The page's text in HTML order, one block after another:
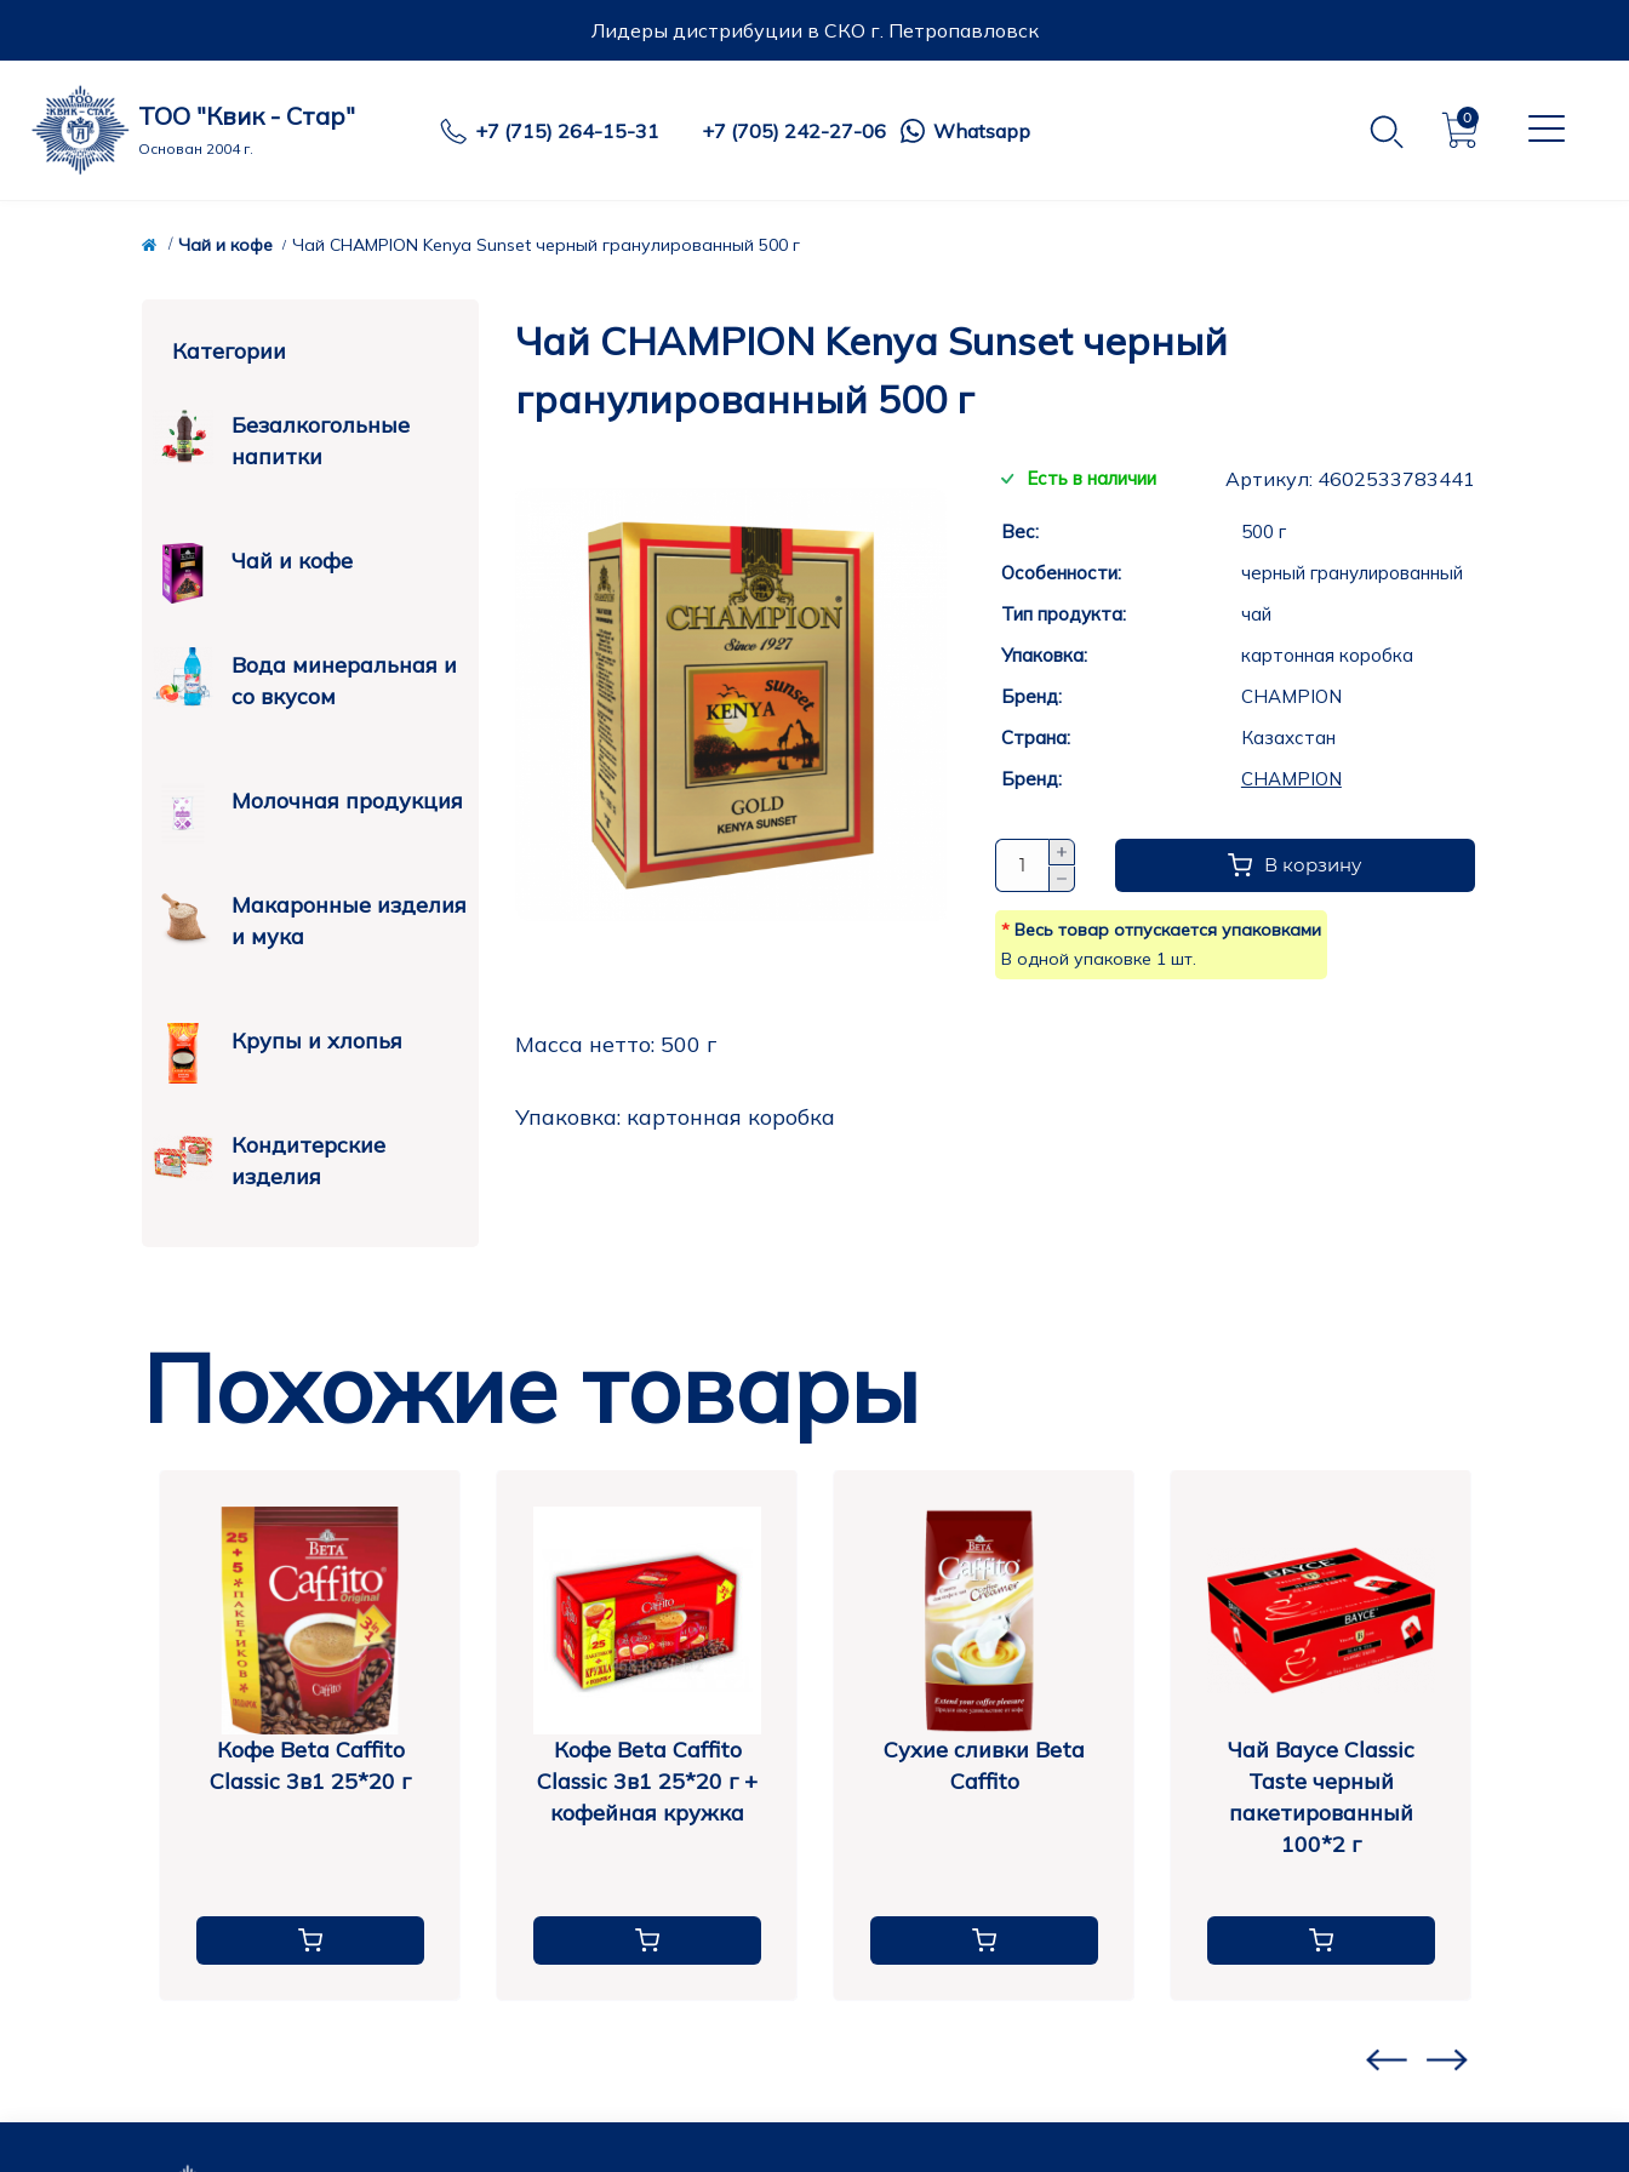
Лидеры дистрибуции в СКО г. Петропавловск
ТОО "Квик - Стар"
Основан 2004 г.
+7 (715) 264-15-31 +7 (705) 242-27-06 Whatsapp
0
Чай и кофе Чай CHAMPION Kenya Sunset черный гранулированный 500 г
Категории
Безалкогольные
напитки
Чай и кофе
Вода минеральная и
со вкусом
Молочная продукция
Макаронные изделия
и мука
Крупы и хлопья
Кондитерские
изделия
Чай CHAMPION Kenya Sunset черный
гранулированный 500 г
Есть в наличии Артикул: 4602533783441
Вес:
500 г
Особенности:
черный гранулированный
Тип продукта:
чай
Упаковка:
картонная коробка
Бренд:
CHAMPION
Страна:
Казахстан
Бренд:
CHAMPION
В корзину
*Весь товар отпускается упаковками
В одной упаковке 1 шт.
Масса нетто: 500 г
Упаковка: картонная коробка
Похожие товары
Кофе Beta Caffito
Classic 3в1 25*20 г
Кофе Beta Caffito
Classic 3в1 25*20 г +
кофейная кружка
Сухие сливки Beta
Caffito
Чай Bayce Classic
Taste черный
пакетированный
100*2 г